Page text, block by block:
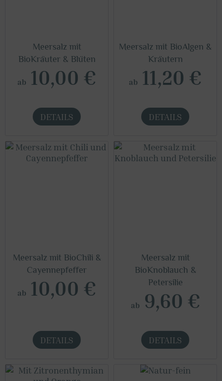
Meersalz mit
BioKräuter & Blüten
ab 10,00 €
DETAILS
Meersalz mit BioAlgen &
Kräutern
ab 11,20 €
DETAILS
Meersalz mit BioChili &
Cayennepfeffer
ab 10,00 €
DETAILS
Meersalz mit
BioKnoblauch &
Petersilie
ab 9,60 €
DETAILS